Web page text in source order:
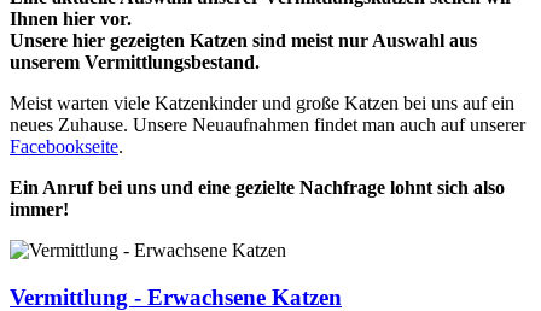
Ihnen hier vor.
Unsere hier gezeigten Katzen sind meist nur Auswahl aus
unserem Vermittlungsbestand.
Meist warten viele Katzenkinder und große Katzen bei uns auf ein
neues Zuhause. Unsere Neuaufnahmen findet man auch auf unserer
Facebookseite.
Ein Anruf bei uns und eine gezielte Nachfrage lohnt sich also
immer!
Vermittlung - Erwachsene Katzen